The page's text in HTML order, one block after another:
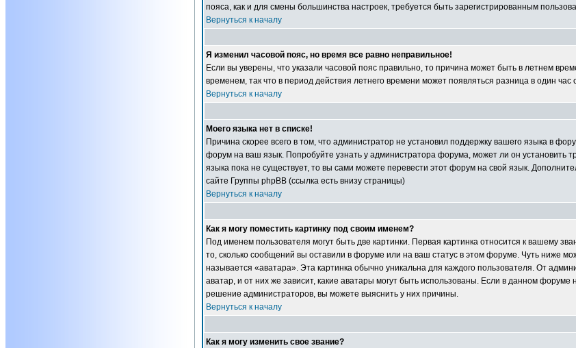
пояса, как и для смены большинства настроек, требуется быть зарегистрированным
Вернуться к началу
Я изменил часовой пояс, но время все равно неправильное!
Если вы уверены, что указали часовой пояс правильно, то причина может быть в летнем
временем, так что в период действия летнего времени может появляться разница в один
Вернуться к началу
Моего языка нет в списке!
Причина скорее всего в том, что администратор не установил поддержку вашего языка в
форум на ваш язык. Попробуйте узнать у администратора форума, может ли он установить
языка пока не существует, то вы сами можете перевести этот форум на свой язык.
сайте Группы phpBB (ссылка есть внизу страницы)
Вернуться к началу
Как я могу поместить картинку под своим именем?
Под именем пользователя могут быть две картинки. Первая картинка относится к вашему
то, сколько сообщений вы оставили в форуме или на ваш статус в этом форуме. Чуть ниже
называется «аватара». Эта картинка обычно уникальна для каждого пользователя. От
аватар, и от них же зависит, какие аватары могут быть использованы. Если в данном форуме
решение администраторов, вы можете выяснить у них причины.
Вернуться к началу
Как я могу изменить свое звание?